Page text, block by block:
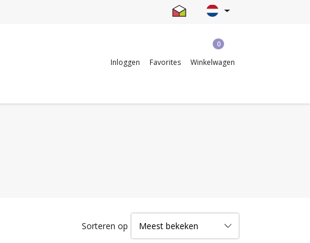
Inloggen Favorites
0
Winkelwagen
Sorteren op